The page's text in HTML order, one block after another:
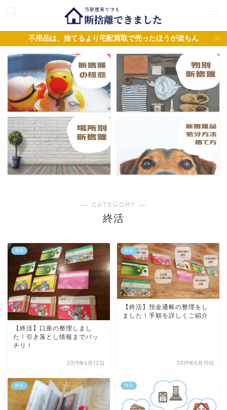
不用品は、捨てるより宅配買取で売ったほうが楽ちん
― CATEGORY ―
終活
終活
【終活】口座の整理しまし
た！引き落とし情報までバッ
チリ！
2019年6月12日
終活
【終活】預金通帳の整理をし
ました！手順を詳しくご紹介
2019年6月10日
終活 終活